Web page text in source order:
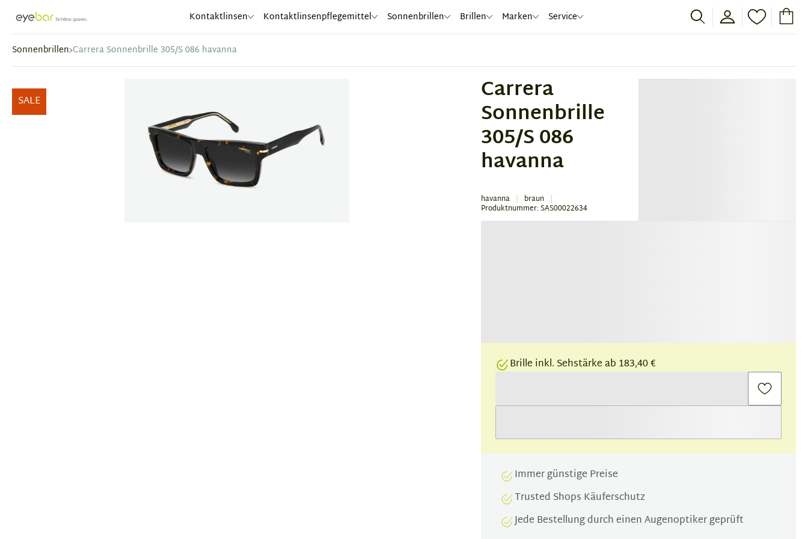
Abele Optic Kontaktlinsen Kontaktlinsenpflegemittel Sonnenbrillen Brillen Marken Service
Sonnenbrillen Carrera Sonnenbrille 305/S 086 havanna
SALE Carrera
Sonnenbrille
305/S 086
havanna
havanna braun
Produktnummer: SAS00022634
Brille inkl. Sehstärke ab 183,40 €
Immer günstige Preise
Trusted Shops Käuferschutz
Jede Bestellung durch einen Augenoptiker geprüft